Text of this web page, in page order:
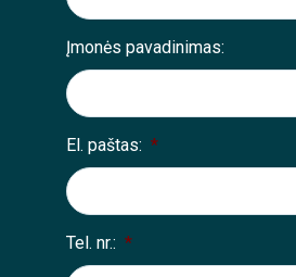
Įmonės pavadinimas:
El. paštas: *
Tel. nr.: *